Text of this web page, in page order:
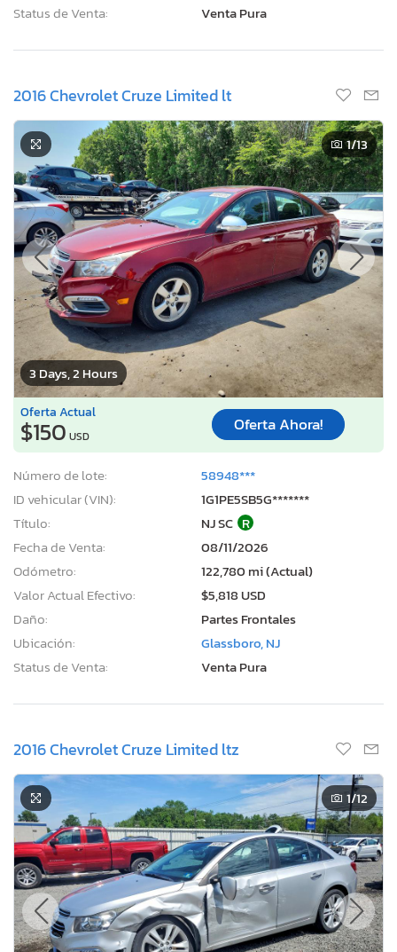
Status de Venta:
Venta Pura
2016 Chevrolet Cruze Limited lt
3 Days, 2 Hours
1/13
Oferta Actual
$150 USD
Oferta Ahora!
Número de lote:
58948***
ID vehicular (VIN):
1G1PE5SB5G*******
Título:
NJ SC R
Fecha de Venta:
08/11/2026
Odómetro:
122,780 mi (Actual)
Valor Actual Efectivo:
$5,818 USD
Daño:
Partes Frontales
Ubicación:
Glassboro, NJ
Status de Venta:
Venta Pura
2016 Chevrolet Cruze Limited ltz
1/12